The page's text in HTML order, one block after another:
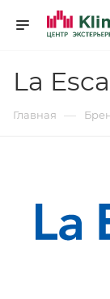
La
Главная —